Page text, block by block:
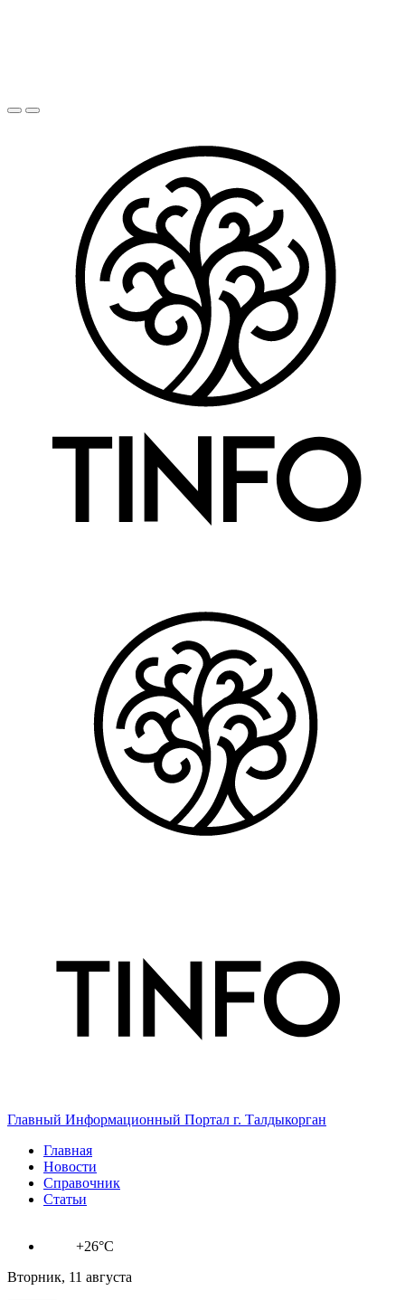
Главный Информационный Портал г. Талдыкорган
Главная
Новости
Справочник
Статьи
+26°C
Вторник, 11 августа